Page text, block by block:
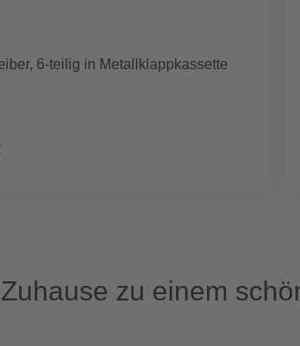
6-teilig in Metallklappkassette
zu einem